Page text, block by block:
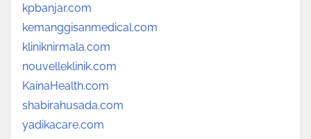
kpbanjar.com
kemanggisanmedical.com
kliniknirmala.com
nouvelleklinik.com
KainaHealth.com
shabirahusada.com
yadikacare.com